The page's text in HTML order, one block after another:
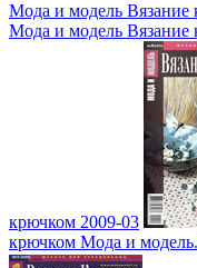
Мода и модель Вязание
Мода и модель
крючком 2009-03
крючком Мода и